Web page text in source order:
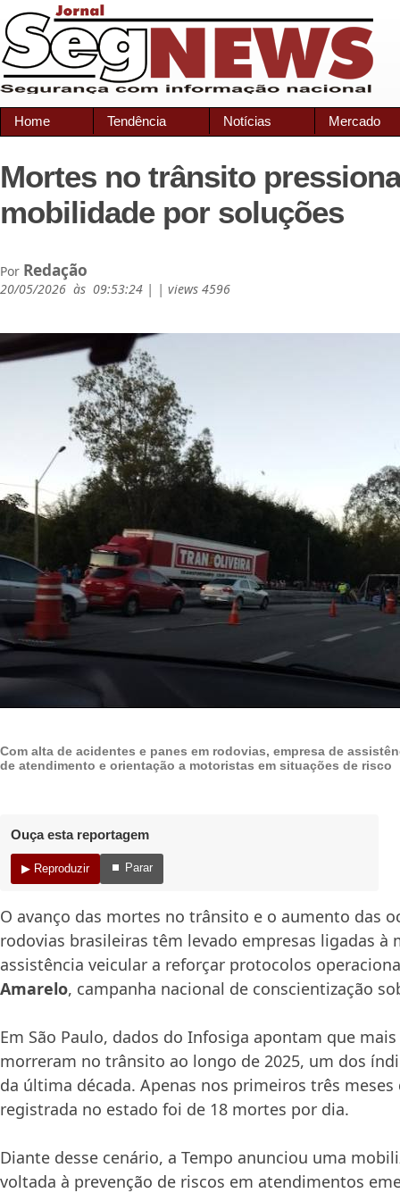
Home Tendência Notícias Mercado
Mortes no trânsito
mobilidade por soluções
Por Redação
20/05/2026 às 09:53:24 | | views 4596
Com alta de acidentes e panes em rodovias, empresa de
de atendimento e orientação a motoristas em situações de risco
Ouça esta reportagem
▶ Reproduzir ⏹ Parar
O avanço das mortes no trânsito e o aumento das
rodovias brasileiras têm levado empresas ligadas à
assistência veicular a reforçar protocolos
Amarelo, campanha nacional de conscientização
Em São Paulo, dados do Infosiga apontam que mais
morreram no trânsito ao longo de 2025, um dos
da última década. Apenas nos primeiros três
registrada no estado foi de 18 mortes por dia.
Diante desse cenário, a Tempo anunciou uma
voltada à prevenção de riscos em atendimentos